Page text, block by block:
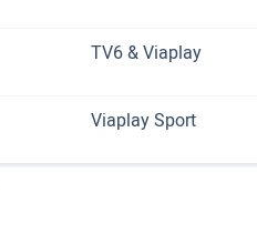
TV6 & Viaplay
Viaplay Sport